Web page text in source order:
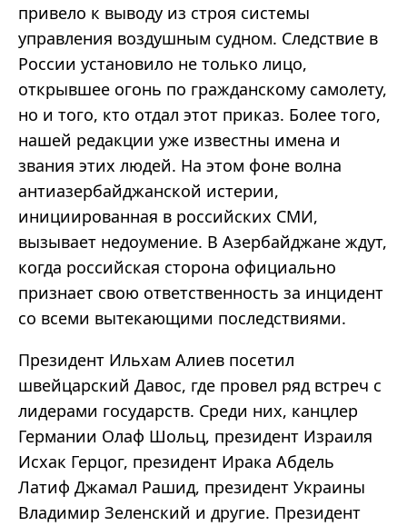
привело к выводу из строя системы
управления воздушным судном. Следствие в
России установило не только лицо,
открывшее огонь по гражданскому самолету,
но и того, кто отдал этот приказ. Более того,
нашей редакции уже известны имена и
звания этих людей. На этом фоне волна
антиазербайджанской истерии,
инициированная в российских СМИ,
вызывает недоумение. В Азербайджане ждут,
когда российская сторона официально
признает свою ответственность за инцидент
со всеми вытекающими последствиями.
Президент Ильхам Алиев посетил
швейцарский Давос, где провел ряд встреч с
лидерами государств. Среди них, канцлер
Германии Олаф Шольц, президент Израиля
Исхак Герцог, президент Ирака Абдель
Латиф Джамал Рашид, президент Украины
Владимир Зеленский и другие. Президент